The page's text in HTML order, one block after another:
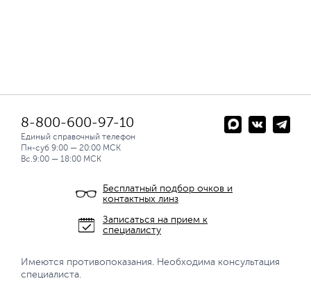
8-800-600-97-10
Единый справочный телефон
Пн-суб 9:00 — 20:00 МСК
Вс.9:00 — 18:00 МСК
Бесплатный подбор очков и
контактных линз
Записаться на прием к
специалисту
Имеются противопоказания. Необходима консультация
специалиста.